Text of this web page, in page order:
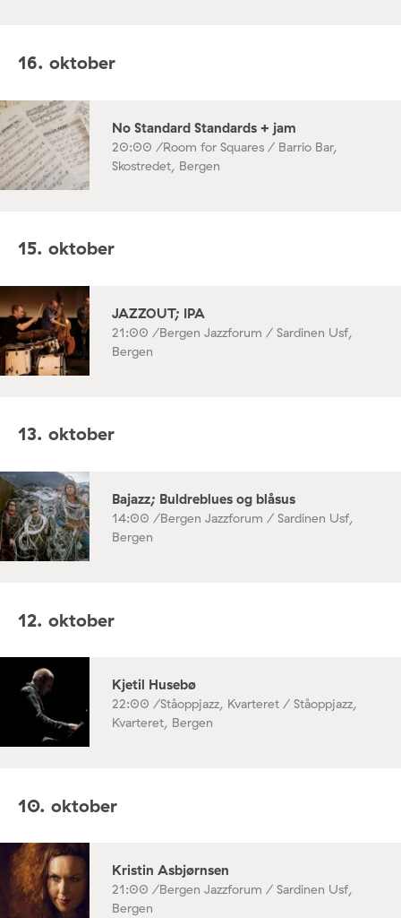
16. oktober
No Standard Standards + jam
20:00 /Room for Squares / Barrio Bar,
Skostredet, Bergen
15. oktober
JAZZOUT; IPA
21:00 /Bergen Jazzforum / Sardinen Usf,
Bergen
13. oktober
Bajazz; Buldreblues og blåsus
14:00 /Bergen Jazzforum / Sardinen Usf,
Bergen
12. oktober
Kjetil Husebø
22:00 /Ståoppjazz, Kvarteret / Ståoppjazz,
Kvarteret, Bergen
10. oktober
Kristin Asbjørnsen
21:00 /Bergen Jazzforum / Sardinen Usf,
Bergen